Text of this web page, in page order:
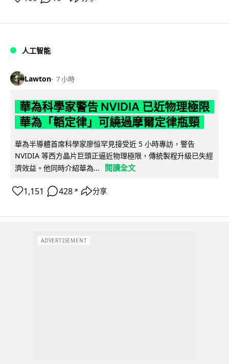
人工智能
Lawton 7 小時
華為科學家警告 NVIDIA 已近物理極限
華為「韜定律」可繞過摩爾定律瓶頸
華為半導體首席科學家廖恒罕見接受近 5 小時專訪，警告
NVIDIA 等西方晶片巨頭正逼近物理極限，傳統製程升級已失經
濟效益。他同時介紹華為...
閱讀全文
1,151 428 ↗ 分享
ADVERTISEMENT